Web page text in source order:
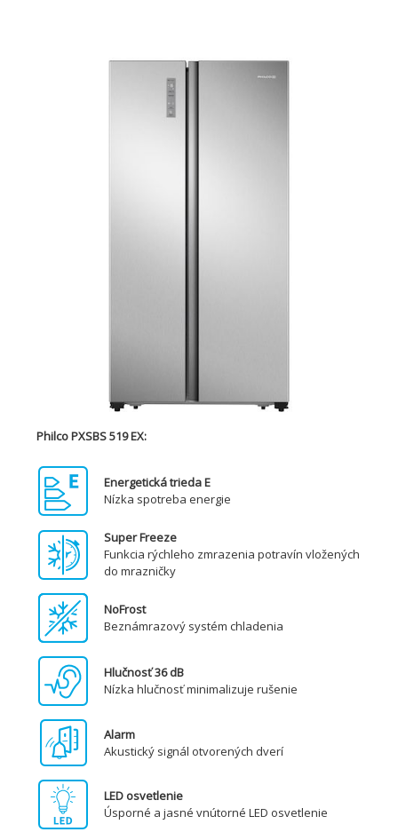
Philco PXSBS 519 EX:
Energetická trieda E
Nízka spotreba energie
Super Freeze
Funkcia rýchleho zmrazenia potravín vložených
do mrazničky
NoFrost
Beznámrazový systém chladenia
Hlučnosť 36 dB
Nízka hlučnosť minimalizuje rušenie
Alarm
Akustický signál otvorených dverí
LED osvetlenie
Úsporné a jasné vnútorné LED osvetlenie